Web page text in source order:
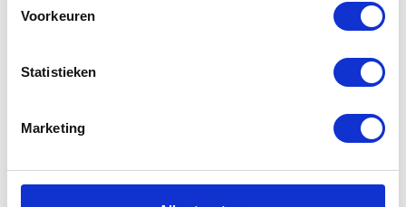
Voorkeuren
Statistieken
Marketing
Leather Jacket
Leather Jacket